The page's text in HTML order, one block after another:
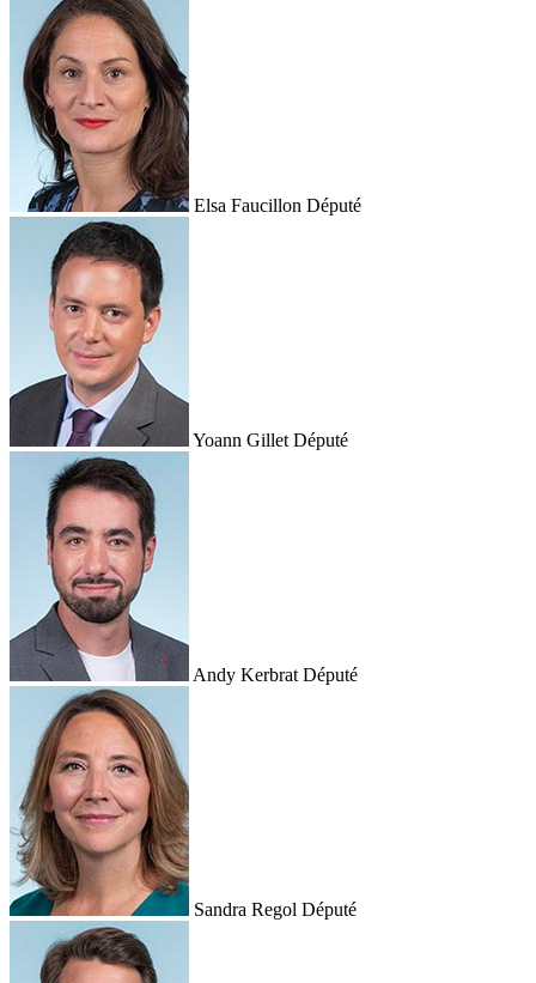
Elsa Faucillon Député
Yoann Gillet Député
Andy Kerbrat Député
Sandra Regol Député